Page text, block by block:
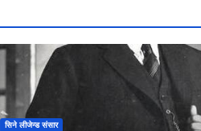
सिने लीजेन्ड संसार